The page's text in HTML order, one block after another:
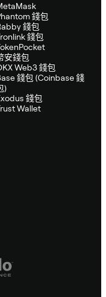
錢包
錢包
錢包
安錢包
Web3 錢包
錢包 (Coinbase 錢
)
錢包
Wallet